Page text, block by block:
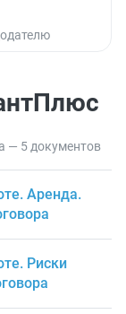
— 5 документов
Аренда.
Риски